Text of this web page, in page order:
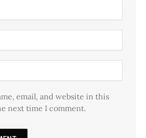
email, and website in this
next time I comment.